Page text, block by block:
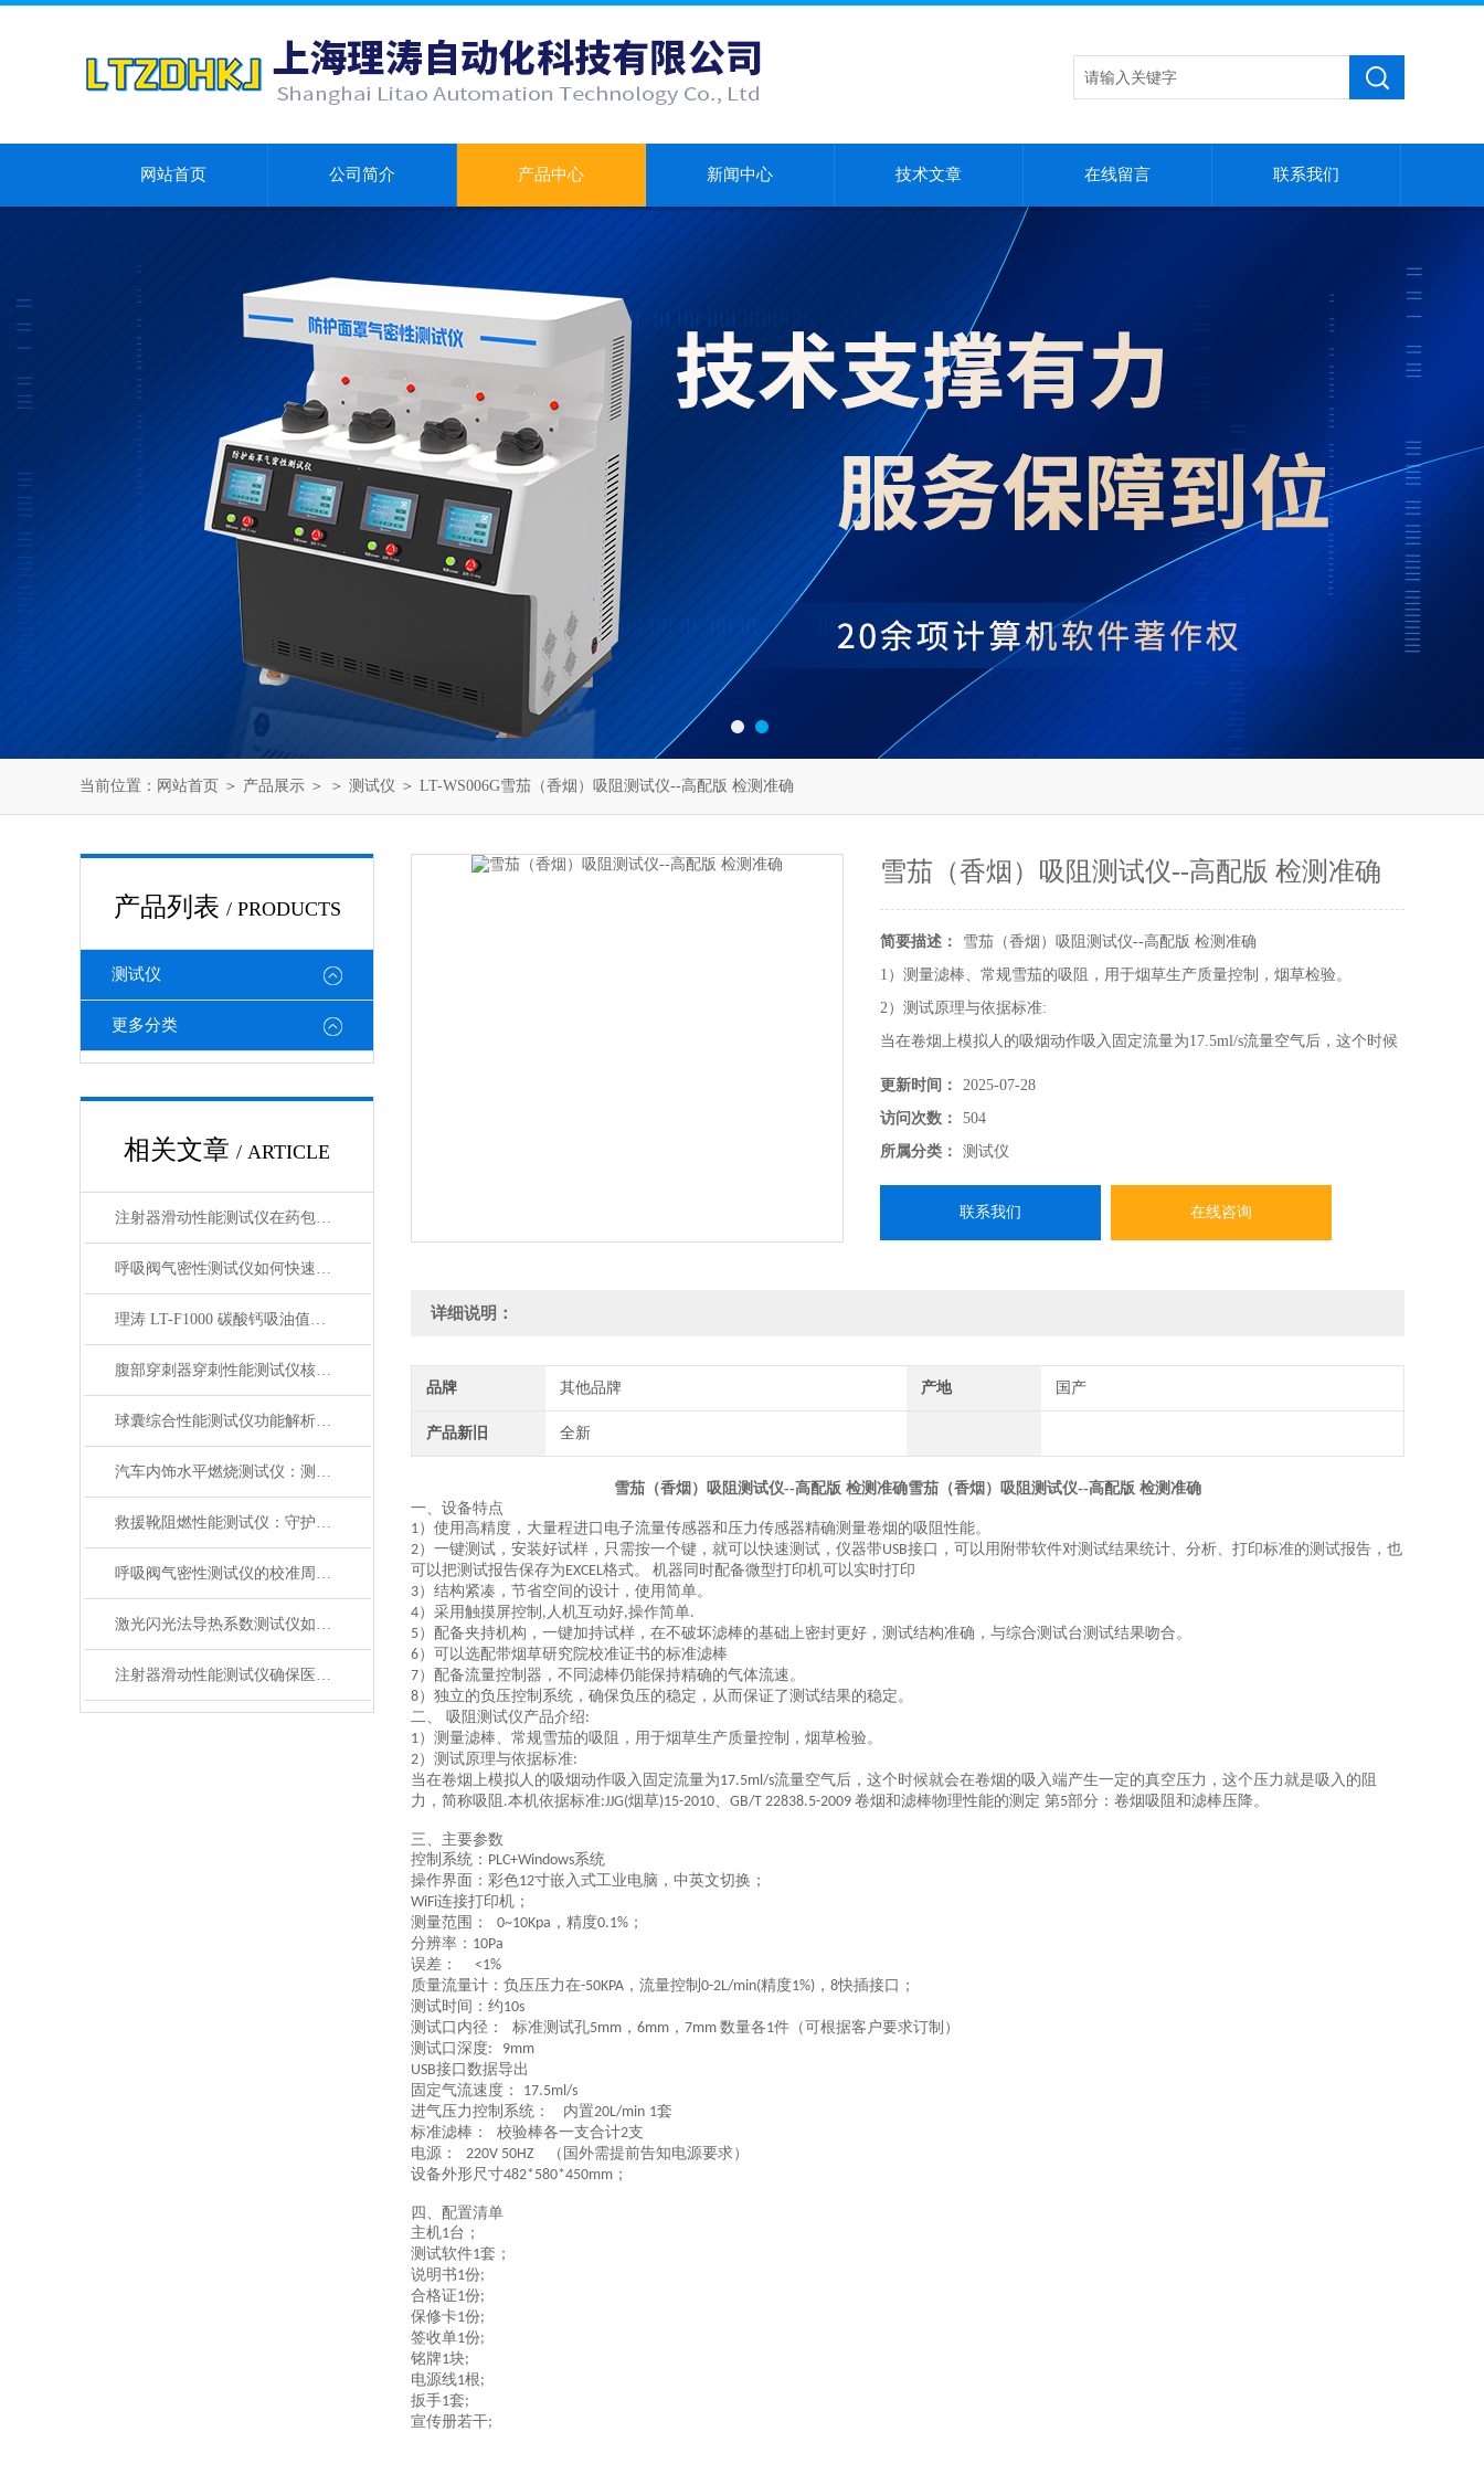
网站首页 公司简介 产品中心 新闻中心 技术文章 在线留言 联系我们
当前位置： 网站首页 ＞ 产品展示 ＞ ＞ 测试仪 ＞ LT-WS006G雪茄（香烟）吸阻测试仪--高配版 检测准确
产品列表 / PRODUCTS
测试仪
更多分类
相关文章 / ARTICLE
注射器滑动性能测试仪在药包材检测中的应用
呼吸阀气密性测试仪如何快速判断呼吸阀是否失效？
理涛 LT-F1000 碳酸钙吸油值测试仪 介绍说明
腹部穿刺器穿刺性能测试仪核心测试指标：穿刺力、峰值力、穿透力解析
球囊综合性能测试仪功能解析：额定爆破压（RBP）、顺应性、疲劳强度
汽车内饰水平燃烧测试仪：测试步骤、试样制备与结果判读
救援靴阻燃性能测试仪：守护救援人员足部安全的检测装备
呼吸阀气密性测试仪的校准周期与重要性
激光闪光法导热系数测试仪如何征服极端温度下的材料测试？
注射器滑动性能测试仪确保医疗注射安全顺畅
雪茄（香烟）吸阻测试仪--高配版 检测准确
简要描述：
雪茄（香烟）吸阻测试仪--高配版 检测准确
1）测量滤棒、常规雪茄的吸阻，用于烟草生产质量控制，烟草检验。
2）测试原理与依据标准:
当在卷烟上模拟人的吸烟动作吸入固定流量为17.5ml/s流量空气后，这个时候
就会在卷烟的吸入端产生一定的真空压力，这个压力就是吸入的阻力，简称
吸阻.本机依据标准:JJG(烟草)15-2010、GB/T 22838.5-2009 卷烟和滤棒物理性
能的测定
更新时间：
2025-07-28
访问次数：
504
所属分类：
测试仪
联系我们 在线咨询
详细说明：
品牌 其他品牌 产地 国产
产品新旧 全新
雪茄（香烟）吸阻测试仪--高配版 检测准确雪茄（香烟）吸阻测试仪--高配版 检测准确
一、设备特点
1）使用高精度，大量程进口电子流量传感器和压力传感器精确测量卷烟的吸阻性能。
2）一键测试，安装好试样，只需按一个键，就可以快速测试，仪器带USB接口，可以用附带软件对测试结果统计、分析、打印标准的测试报告，也
可以把测试报告保存为EXCEL格式。
机器同时配备微型打印机可以实时打印
3）结构紧凑，节省空间的设计，使用简单。
4）采用触摸屏控制 , 人机互动好,操作简单.
5）配备夹持机构，一键加持试样，在不破坏滤棒的基础上密封更好，测试结构准确，与综合测试台测试结果吻合。
6）可以选配带烟草研究院校准证书的标准滤棒
7）配备流量控制器，不同滤棒仍能保持精确的气体流速。
8）独立的负压控制系统，确保负压的稳定，从而保证了测试结果的稳定。
二、 吸阻测试仪产品介绍:
1）测量滤棒、常规雪茄的吸阻，用于烟草生产质量控制，烟草检验。
2）测试原理与依据标准:
当在卷烟上模拟人的吸烟动作吸入固定流量为17.5ml/s流量空气后，这个时候就会在卷烟的吸入端产生一定的真空压力，这个压力就是吸入的阻
力，简称吸阻 .本机依据标准:JJG(烟草)15-2010、 GB/T 22838.5-2009 卷烟和滤棒物理性能的测定 第5部分：卷烟吸阻和滤棒压降。
三、主要参数
控制系统： PLC+Windows系统
操作界面：彩色12寸嵌入式工业电脑，中英文切换；
WiFi连接打印机；
测量范围： 0~10Kpa ， 精度0.1% ；
分辨率 ： 10Pa
误差： <1%
质量流量计 ： 负压压力在-50KPA ，流量控制 0-2L/min(精度1%) ， 8快插接口 ；
测试时间：约10s
测试口内径： 标准测试孔5mm ， 6mm ， 7mm 数量各1件 （可根据客户要求订制）
测试口深度: 9mm
USB接口数据导出
固定气流速度： 17.5ml/s
进气压力控制系统： 内置20L/min 1套
标准滤棒： 校验棒各一支合计2支
电源： 220V 50HZ
（国外需提前告知电源要求）
设备外形尺寸482*580*450mm ；
四、配置清单
主机1台；
测试软件1套；
说明书1份;
合格证1份;
保修卡1份;
签收单1份;
铭牌1块;
电源线1根;
扳手1套;
宣传册若干;